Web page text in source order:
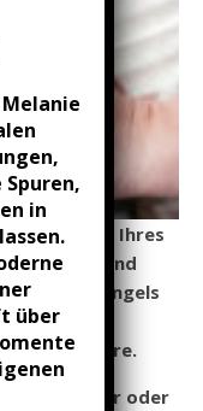
Tage Ihres
Gefühl und
Melanie Engels
der
Atmosphäre.
Liebeslieder oder
in
über